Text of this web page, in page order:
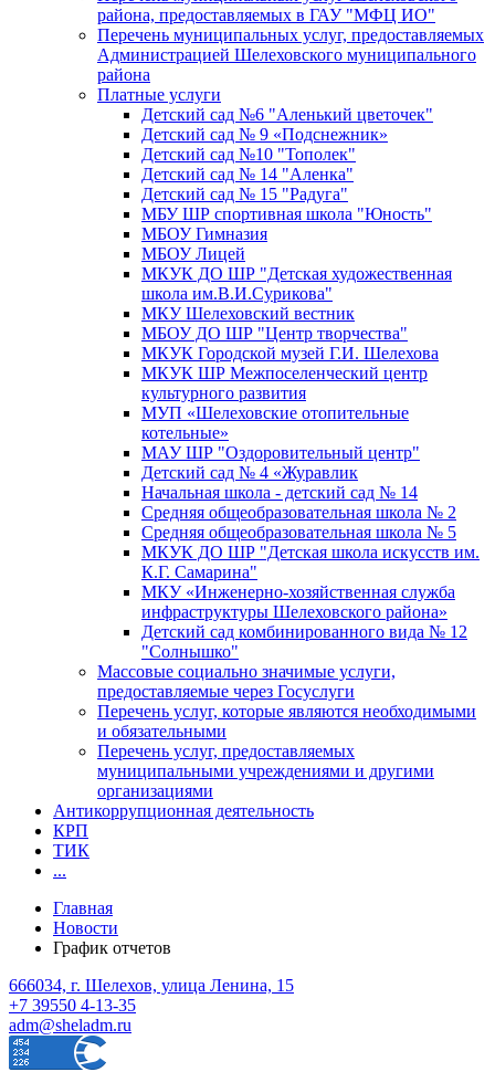
района, предоставляемых в ГАУ "МФЦ ИО"
Перечень муниципальных услуг, предоставляемых
Администрацией Шелеховского муниципального
района
Платные услуги
Детский сад №6 "Аленький цветочек"
Детский сад № 9 «Подснежник»
Детский сад №10 "Тополек"
Детский сад № 14 "Аленка"
Детский сад № 15 "Радуга"
МБУ ШР спортивная школа "Юность"
МБОУ Гимназия
МБОУ Лицей
МКУК ДО ШР "Детская художественная
школа им.В.И.Сурикова"
МКУ Шелеховский вестник
МБОУ ДО ШР "Центр творчества"
МКУК Городской музей Г.И. Шелехова
МКУК ШР Межпоселенческий центр
культурного развития
МУП «Шелеховские отопительные
котельные»
МАУ ШР "Оздоровительный центр"
Детский сад № 4 «Журавлик
Начальная школа - детский сад № 14
Средняя общеобразовательная школа № 2
Средняя общеобразовательная школа № 5
МКУК ДО ШР "Детская школа искусств им.
К.Г. Самарина"
МКУ «Инженерно-хозяйственная служба
инфраструктуры Шелеховского района»
Детский сад комбинированного вида № 12
"Солнышко"
Массовые социально значимые услуги,
предоставляемые через Госуслуги
Перечень услуг, которые являются необходимыми
и обязательными
Перечень услуг, предоставляемых
муниципальными учреждениями и другими
организациями
Антикоррупционная деятельность
КРП
ТИК
...
Главная
Новости
График отчетов
666034, г. Шелехов, улица Ленина, 15
+7 39550 4-13-35
adm@sheladm.ru